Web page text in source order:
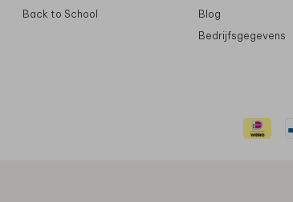
Back to School
Blog
Bedrijfsgegevens